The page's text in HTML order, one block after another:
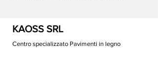
KAOSS SRL
Centro specializzato Pavimenti in legno